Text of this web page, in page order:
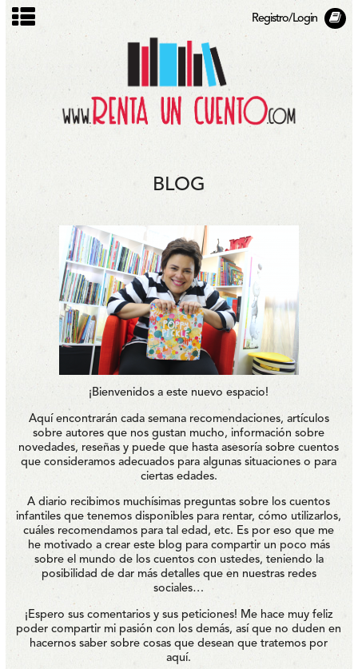
Registro/Login
BLOG
¡Bienvenidos a este nuevo espacio!
Aquí encontrarán cada semana recomendaciones, artículos
sobre autores que nos gustan mucho, información sobre
novedades, reseñas y puede que hasta asesoría sobre cuentos
que consideramos adecuados para algunas situaciones o para
ciertas edades.
A diario recibimos muchísimas preguntas sobre los cuentos
infantiles que tenemos disponibles para rentar, cómo utilizarlos,
cuáles recomendamos para tal edad, etc. Es por eso que me
he motivado a crear este blog para compartir un poco más
sobre el mundo de los cuentos con ustedes, teniendo la
posibilidad de dar más detalles que en nuestras redes
sociales…
¡Espero sus comentarios y sus peticiones! Me hace muy feliz
poder compartir mi pasión con los demás, así que no duden en
hacernos saber sobre cosas que desean que tratemos por
aquí.